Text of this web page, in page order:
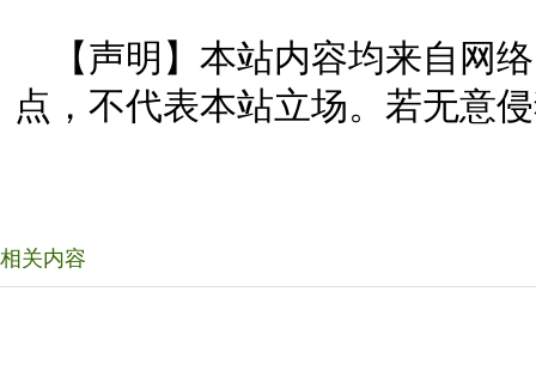
【声明】本站内容均来自网
点，不代表本站立场。若无意
相关内容